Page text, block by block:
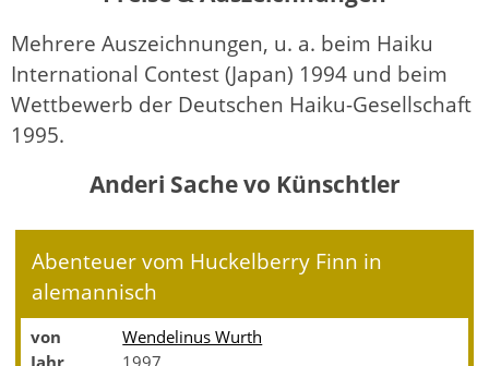
Mehrere Auszeichnungen, u. a. beim Haiku
International Contest (Japan) 1994 und beim
Wettbewerb der Deutschen Haiku-Gesellschaft
1995.
Anderi Sache vo Künschtler
Abenteuer vom Huckelberry Finn in
alemannisch
von
Wendelinus Wurth
Jahr
1997